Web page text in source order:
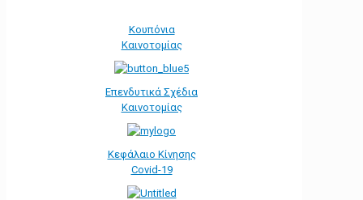
Κουπόνια
Καινοτομίας
Επενδυτικά Σχέδια
Καινοτομίας
Κεφάλαιο Κίνησης
Covid-19